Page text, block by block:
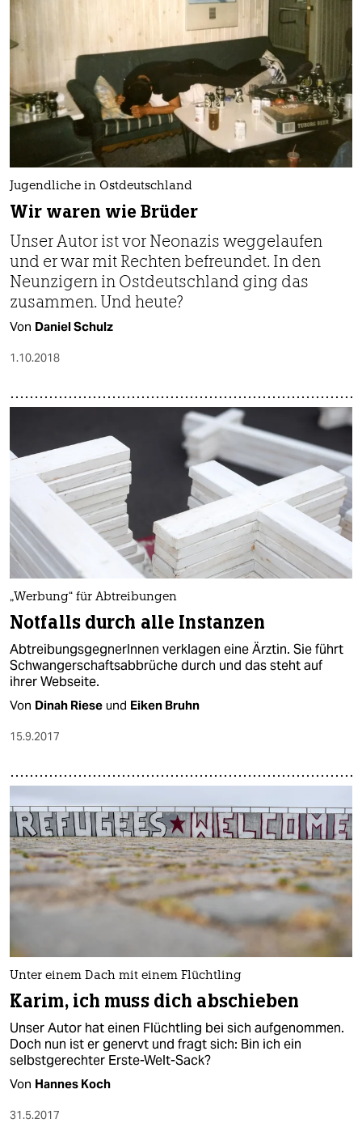
Jugendliche in Ostdeutschland
Wir waren wie Brüder
Unser Autor ist vor Neonazis weggelaufen
und er war mit Rechten befreundet. In den
Neunzigern in Ostdeutschland ging das
zusammen. Und heute?
Von Daniel Schulz
1.10.2018
„Werbung“ für Abtreibungen
Notfalls durch alle Instanzen
AbtreibungsgegnerInnen verklagen eine Ärztin. Sie führt
Schwangerschaftsabbrüche durch und das steht auf
ihrer Webseite.
Von Dinah Riese und Eiken Bruhn
15.9.2017
Unter einem Dach mit einem Flüchtling
Karim, ich muss dich abschieben
Unser Autor hat einen Flüchtling bei sich aufgenommen.
Doch nun ist er genervt und fragt sich: Bin ich ein
selbstgerechter Erste-Welt-Sack?
Von Hannes Koch
31.5.2017